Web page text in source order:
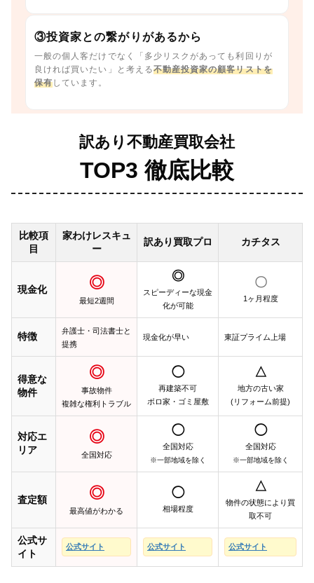
③投資家との繋がりがあるから
一般の個人客だけでなく「多少リスクがあっても利回りが
良ければ買いたい」と考える不動産投資家の顧客リストを
保有しています。
訳あり不動産買取会社
TOP3 徹底比較
比較項
目
家わけレスキュ
ー
訳あり買取プロ カチタス
現金化 ◎
最短2週間
◎
スピーディーな現金
化が可能
〇
1ヶ月程度
特徴
弁護士・司法書士と
提携
現金化が早い 東証プライム上場
得意な
物件
◎
事故物件
複雑な権利トラブル
◯
再建築不可
ボロ家・ゴミ屋敷
△
地方の古い家
(リフォーム前提)
対応エ
リア
◎
全国対応
◯
全国対応
※一部地域を除く
◯
全国対応
※一部地域を除く
査定額 ◎
最高値がわかる
◯
相場程度
△
物件の状態により買
取不可
公式サ
イト
公式サイト 公式サイト 公式サイト